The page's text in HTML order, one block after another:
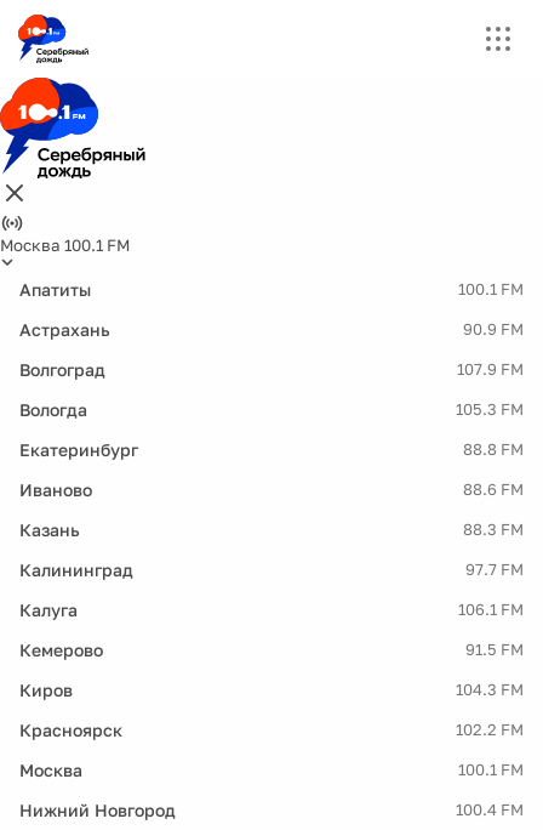
Москва 100.1 FM
Апатиты 100.1 FM
Астрахань 90.9 FM
Волгоград 107.9 FM
Вологда 105.3 FM
Екатеринбург 88.8 FM
Иваново 88.6 FM
Казань 88.3 FM
Калининград 97.7 FM
Калуга 106.1 FM
Кемерово 91.5 FM
Киров 104.3 FM
Красноярск 102.2 FM
Москва 100.1 FM
Нижний Новгород 100.4 FM